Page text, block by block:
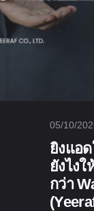
05/10/
ยิงแอ
ยังไง
กว่า